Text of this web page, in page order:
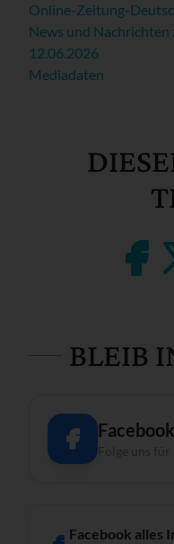
Online-Zeitung-
News und Nachrichten
12.06.2026
Mediadaten
BLEIB
Facebook
Facebook alles